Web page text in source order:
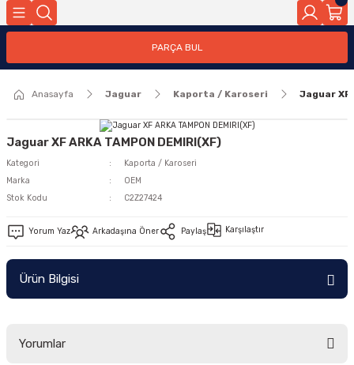
PARÇA BUL
Anasayfa Jaguar Kaporta / Karoseri Jaguar XF
Jaguar XF ARKA TAMPON DEMIRI(XF)
Kategori
Kaporta / Karoseri
Marka
OEM
Stok Kodu
C2Z27424
Yorum Yaz Arkadaşına Öner Paylaş Karşılaştır
Ürün Bilgisi
Yorumlar